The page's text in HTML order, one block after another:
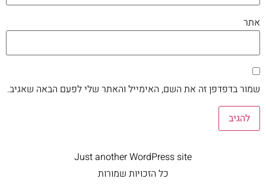
אתר
שמור בדפדפן זה את השם, האימייל והאתר שלי לפעם הבאה שאגיב.
Just another WordPress site
כל הזכויות שמורות